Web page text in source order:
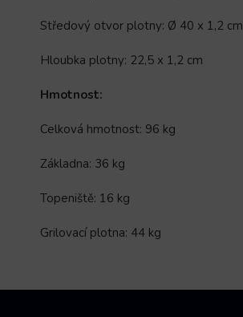
Středový otvor plotny: Ø 40 x 1,2 cm
Hloubka plotny: 22,5 x 1,2 cm
Hmotnost:
Celková hmotnost: 96 kg
Základna: 36 kg
Topeniště: 16 kg
Grilovací plotna: 44 kg